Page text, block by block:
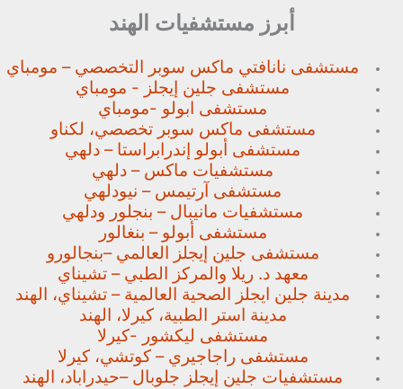
أبرز مستشفيات الهند
مستشفى نانافتي ماكس سوبر التخصصي – مومباي
مستشفى جلين إيجلز - مومباي
مستشفى ابولو -مومباي
مستشفى ماكس سوبر تخصصي، لكناو
مستشفى أبولو إندرابراستا – دلهي
مستشفيات ماكس – دلهي
مستشفى آرتيمس – نيودلهي
مستشفيات مانيبال – بنجلور ودلهي
مستشفى أبولو – بنغالور
مستشفى جلين إيجلز العالمي –بنجالورو
معهد د. ريلا والمركز الطبي – تشيناي
مدينة جلين ايجلز الصحية العالمية – تشيناي، الهند
مدينة استر الطبية، كيرلا، الهند
مستشفى ليكشور -كيرلا
مستشفى راجاجيري – كوتشي، كيرلا
مستشفيات جلين إيجلز جلوبال –حيدراباد، الهند